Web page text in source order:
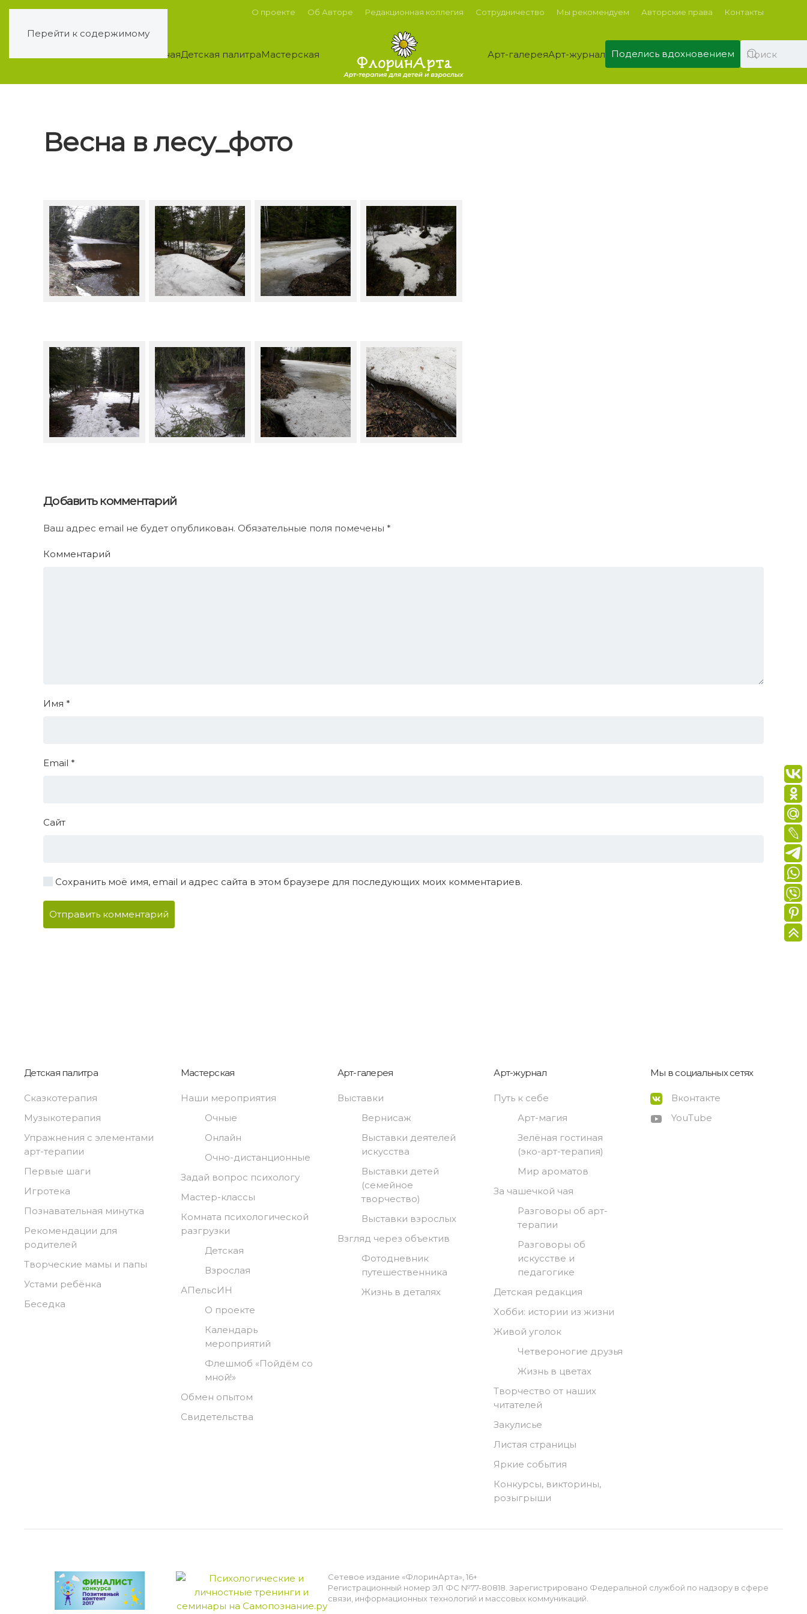
Перейти к содержимому
О проекте Об Авторе Редакционная коллегия Сотрудничество Мы рекомендуем Авторские права Контакты
ГлавнаяДетская палитраМастерская Арт-галереяАрт-журнал Поделись вдохновением
Весна в лесу_фото
Добавить комментарий
Ваш адрес email не будет опубликован. Обязательные поля помечены *
Комментарий
Имя *
Email *
Сайт
Сохранить моё имя, email и адрес сайта в этом браузере для последующих моих комментариев.
Отправить комментарий
Детская палитра
Сказкотерапия
Музыкотерапия
Упражнения с элементами
арт-терапии
Первые шаги
Игротека
Познавательная минутка
Рекомендации для
родителей
Творческие мамы и папы
Устами ребёнка
Беседка
Мастерская
Наши мероприятия
Очные
Онлайн
Очно-дистанционные
Задай вопрос психологу
Мастер-классы
Комната психологической
разгрузки
Детская
Взрослая
АПельсИН
О проекте
Календарь
мероприятий
Флешмоб «Пойдём со
мной!»
Обмен опытом
Свидетельства
Арт-галерея
Выставки
Вернисаж
Выставки деятелей
искусства
Выставки детей
(семейное
творчество)
Выставки взрослых
Взгляд через объектив
Фотодневник
путешественника
Жизнь в деталях
Арт-журнал
Путь к себе
Арт-магия
Зелёная гостиная
(эко-арт-терапия)
Мир ароматов
За чашечкой чая
Разговоры об арт-
терапии
Разговоры об
искусстве и
педагогике
Детская редакция
Хобби: истории из жизни
Живой уголок
Четвероногие друзья
Жизнь в цветах
Творчество от наших
читателей
Закулисье
Листая страницы
Яркие события
Конкурсы, викторины,
розыгрыши
Мы в социальных сетях
Вконтакте
YouTube
Сетевое издание «ФлоринАрта», 16+
Регистрационный номер ЭЛ ФС №77-80818. Зарегистрировано Федеральной службой по надзору в сфере
связи, информационных технологий и массовых коммуникаций.